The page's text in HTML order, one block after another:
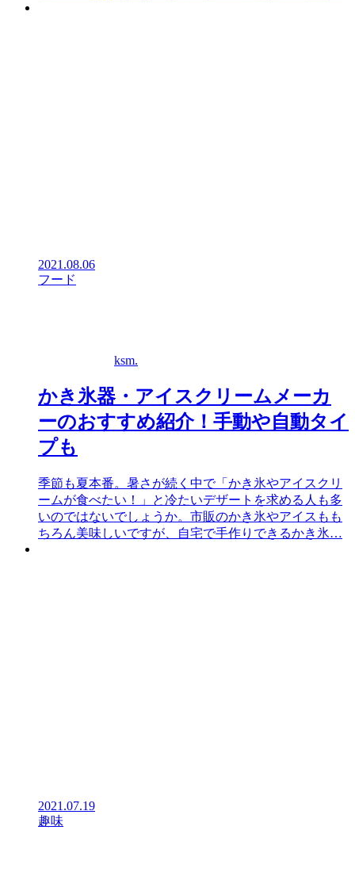
2021.08.06
フード
ksm.
かき氷器・アイスクリームメーカ
ーのおすすめ紹介！手動や自動タイ
プも
季節も夏本番。暑さが続く中で「かき氷やアイスクリ
ームが食べたい！」と冷たいデザートを求める人も多
いのではないでしょうか。市販のかき氷やアイスもも
ちろん美味しいですが、自宅で手作りできるかき氷…
2021.07.19
趣味